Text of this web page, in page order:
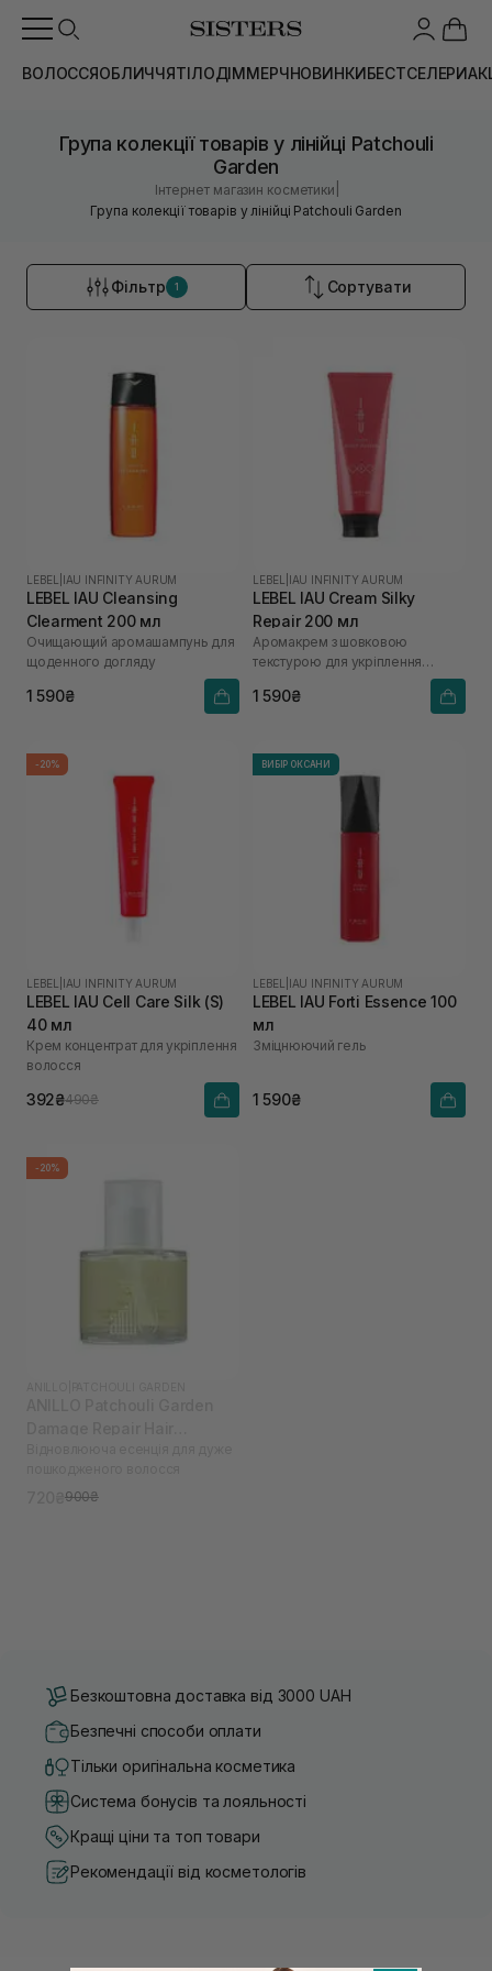
ВОЛОССЯОБЛИЧЧЯТІЛОДІММЕРЧНОВИНКИБЕСТСЕЛЕРИ
Група колекції товарів у лінійці Patchouli
Garden
Інтернет магазин косметики
Група колекції товарів у лінійці Patchouli Garden
Фільтр 1 Сортувати
LEBEL IAU INFINITY AURUM
LEBEL IAU Cleansing
Clearment 200 мл
Очищающий аромашампунь для
щоденного догляду
1 590₴
LEBEL IAU INFINITY AURUM
LEBEL IAU Cream Silky
Repair 200 мл
Аромакрем з шовковою
текстурою для укріплення
1 590₴
-20%
LEBEL IAU INFINITY AURUM
LEBEL IAU Cell Care Silk (S)
40 мл
Крем концентрат для укріплення
волосся
392₴490₴
ВИБІР ОКСАНИ
LEBEL IAU INFINITY AURUM
LEBEL IAU Forti Essence 100
мл
Зміцнюючий гель
1 590₴
-20%
900₴
Безкоштовна доставка від 3000 UAH
Безпечні способи оплати
Тільки оригінальна косметика
Система бонусів та лояльності
Кращі ціни та топ товари
Рекомендації від косметологів